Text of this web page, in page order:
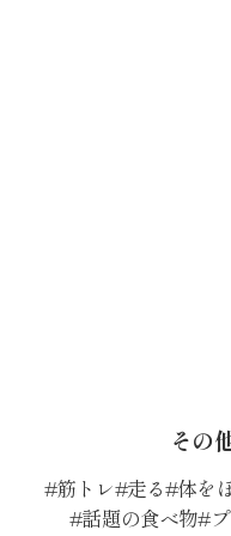
その
筋トレ 走る 体を
話題の食べ物